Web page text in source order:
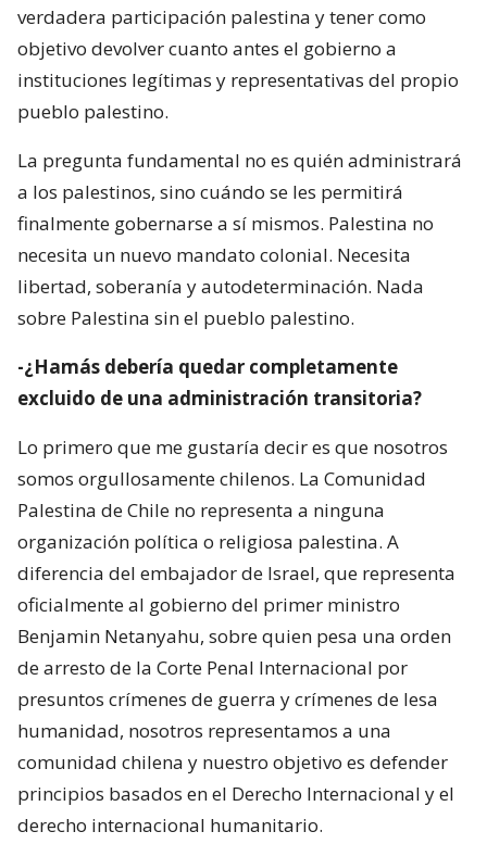
verdadera participación palestina y tener como
objetivo devolver cuanto antes el gobierno a
instituciones legítimas y representativas del propio
pueblo palestino.
La pregunta fundamental no es quién administrará
a los palestinos, sino cuándo se les permitirá
finalmente gobernarse a sí mismos. Palestina no
necesita un nuevo mandato colonial. Necesita
libertad, soberanía y autodeterminación. Nada
sobre Palestina sin el pueblo palestino.
-¿Hamás debería quedar completamente
excluido de una administración transitoria?
Lo primero que me gustaría decir es que nosotros
somos orgullosamente chilenos. La Comunidad
Palestina de Chile no representa a ninguna
organización política o religiosa palestina. A
diferencia del embajador de Israel, que representa
oficialmente al gobierno del primer ministro
Benjamin Netanyahu, sobre quien pesa una orden
de arresto de la Corte Penal Internacional por
presuntos crímenes de guerra y crímenes de lesa
humanidad, nosotros representamos a una
comunidad chilena y nuestro objetivo es defender
principios basados en el Derecho Internacional y el
derecho internacional humanitario.